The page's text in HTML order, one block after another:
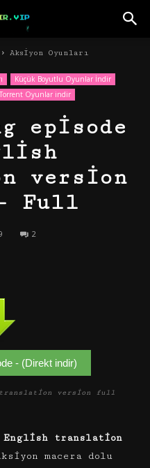
Aksiyon Oyunları
Küçük Boyutlu Oyunlar İndir
Torrent Oyunlar indir
episode
version
Full
2
- (Direkt indir)
translation version full
English translation
macera dolu